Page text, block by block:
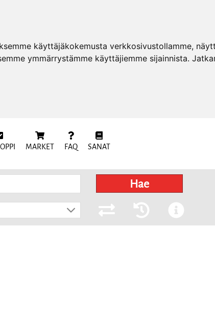
käyttäjäkokemusta verkkosivustollamme,
ymmärrystämme käyttäjiemme sijainnista.
MARKET FAQ SANAT
Hae